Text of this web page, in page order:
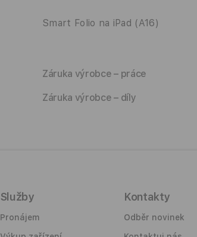
Smart Folio na iPad (A16)
Záruka výrobce – práce
Záruka výrobce – díly
Služby
Pronájem
Kontakty
Odběr novinek